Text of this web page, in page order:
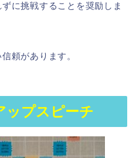
に挑戦することを奨励しま
頼があります。
ップスピーチ